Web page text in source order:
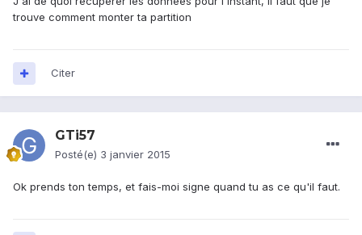
trouve comment monter ta partition
Citer
GTi57
Posté(e) 3 janvier 2015
Ok prends ton temps, et fais-moi signe quand tu as ce qu'il faut.